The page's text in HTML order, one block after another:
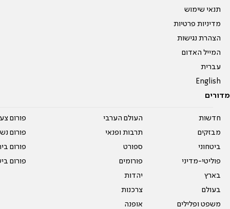
תנאי שימוש
מדיניות פרטיות
הצהרת נגישות
המייל האדום
עברית
English
מדורים
חדשות
מבזקים
ביטחוני
פוליטי-מדיני
בארץ
בעולם
משפט ופלילים
העולם הערבי
תרבות ופנאי
ספורט
פורומים
יהדות
צרכנות
אופנה
פורום
פורום
פורום
פורום